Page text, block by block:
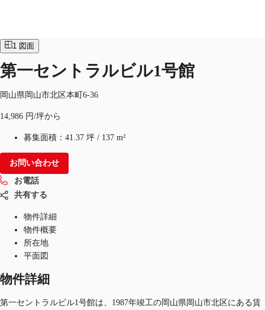
オフィス・事務所
地図検索
記事
仲介会社様はこちらへ
JP
お電話 お問合せ
1 図面
第一セントラルビル1号館
岡山県岡山市北区本町6-36
14,986 円/坪から
募集面積： 41.37 坪 / 137 m²
お問い合わせ
お電話
共有する
物件詳細
物件概要
所在地
平面図
物件詳細
第一セントラルビル1号館は、1987年竣工の岡山県岡山市北区にある賃